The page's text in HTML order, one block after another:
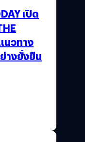
เปิด
นวทาง
างยั่งยืน